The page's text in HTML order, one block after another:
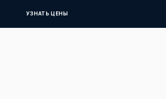
УЗНАТЬ ЦЕНЫ